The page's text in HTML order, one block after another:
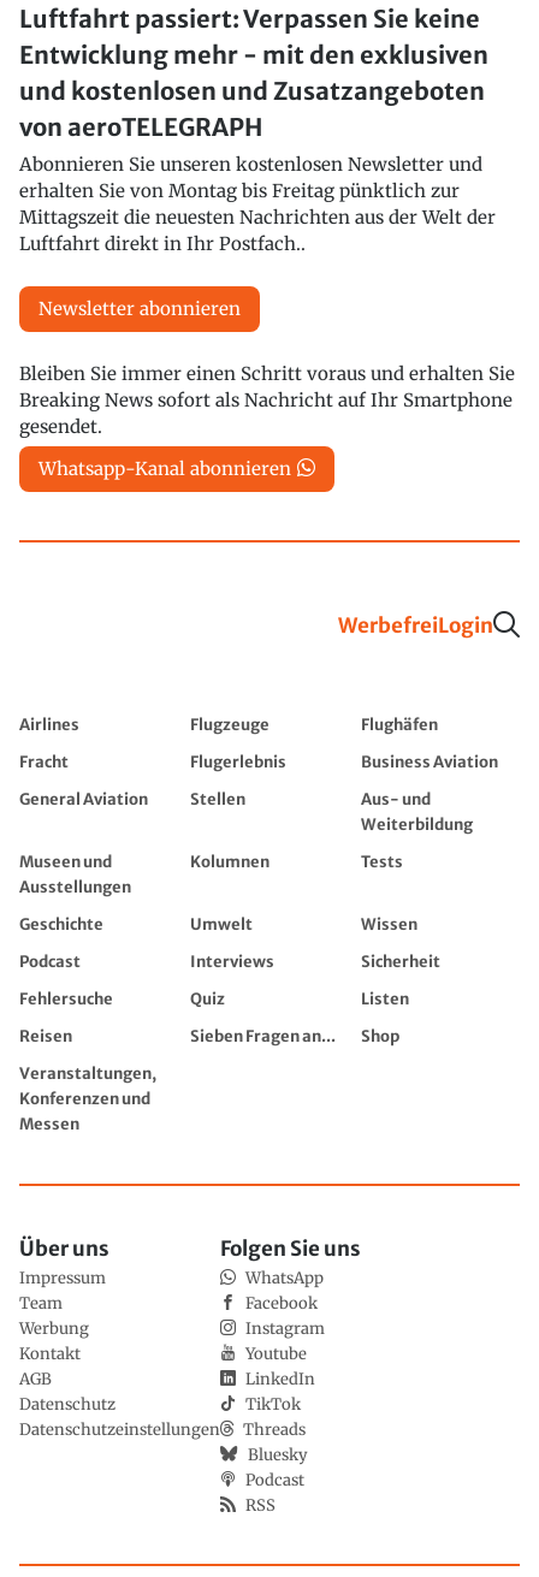
Luftfahrt passiert: Verpassen Sie keine
Entwicklung mehr - mit den exklusiven
und kostenlosen und Zusatzangeboten
von aeroTELEGRAPH
Abonnieren Sie unseren kostenlosen Newsletter und
erhalten Sie von Montag bis Freitag pünktlich zur
Mittagszeit die neuesten Nachrichten aus der Welt der
Luftfahrt direkt in Ihr Postfach..
Newsletter abonnieren
Bleiben Sie immer einen Schritt voraus und erhalten Sie
Breaking News sofort als Nachricht auf Ihr Smartphone
gesendet.
Whatsapp-Kanal abonnieren
WerbefreiLogin
Airlines Flugzeuge
Flughäfen
Fracht
Flugerlebnis
Business Aviation
General Aviation
Stellen
Aus- und
Weiterbildung
Museen und
Ausstellungen
Kolumnen Tests
Geschichte Umwelt
Wissen
Podcast
Interviews
Sicherheit
Fehlersuche
Quiz
Listen
Reisen
Sieben Fragen an...
Shop
Veranstaltungen,
Konferenzen und
Messen
Über uns
Impressum
Team
Werbung
Kontakt
AGB
Datenschutz
Datenschutzeinstellungen
Folgen Sie uns
WhatsApp
Facebook
Instagram
Youtube
LinkedIn
TikTok
Threads
Bluesky
Podcast
RSS